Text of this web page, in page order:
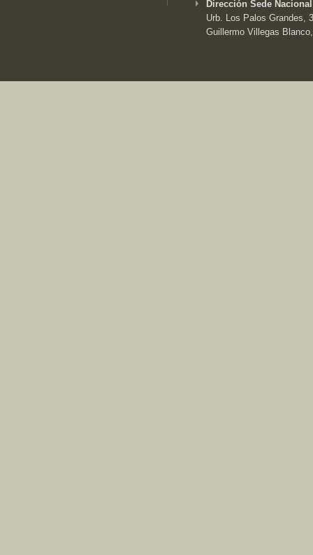
Dirección Sede
Urb. Los Palos Grandes,
Guillermo Villegas